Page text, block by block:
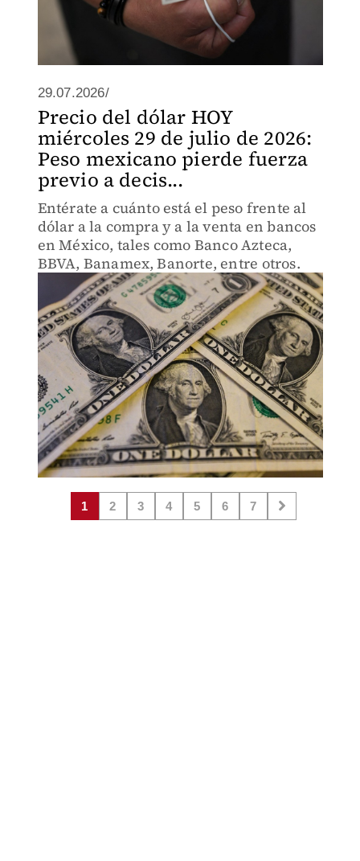
29.07.2026/
Precio del dólar HOY
miércoles 29 de julio de 2026:
Peso mexicano pierde fuerza
previo a decis...
Entérate a cuánto está el peso frente al
dólar a la compra y a la venta en bancos
en México, tales como Banco Azteca,
BBVA, Banamex, Banorte, entre otros.
1 2 3 4 5 6 7